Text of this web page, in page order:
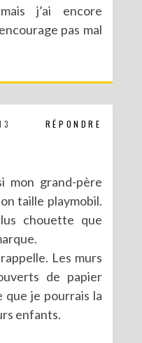
j’ai encore
pas mal
RÉPONDRE
mon grand-père
taille playmobil.
chouette que
Les murs
de papier
que je pourrais la
enfants.